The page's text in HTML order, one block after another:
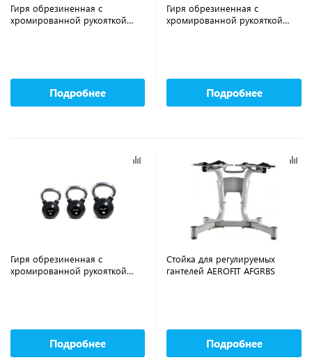
Гиря обрезиненная с
хромированной рукояткой
Подробнее
Гиря обрезиненная с
хромированной рукояткой
Подробнее
Гиря обрезиненная с
хромированной рукояткой
Подробнее
Cтойка для регулируемых
гантелей AEROFIT AFGRBS
Подробнее